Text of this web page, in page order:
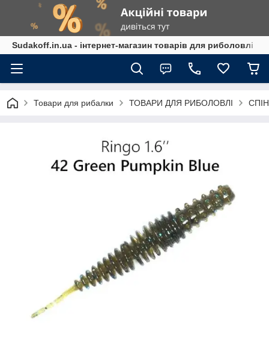
Sudakoff.in.ua - інтернет-магазин товарів для риболовлі
Товари для рибалки ТОВАРИ ДЛЯ РИБОЛОВЛІ